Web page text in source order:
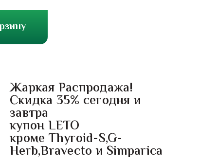
Жаркая Распродажа!
Скидка 35% сегодня и
завтра
купон LETO
кроме Thyroid-S,G-
Herb,Bravecto и Simparica